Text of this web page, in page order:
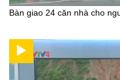
Bàn giao 24 căn nhà cho